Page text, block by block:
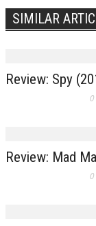
SIMILAR
Review: Spy
0
Review: Mad
0